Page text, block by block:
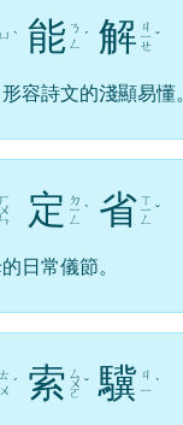
ㄩ ˋ 能 ㄋ
ㄥ
ˊ 解 ㄐ
ㄧ
ㄝ
ˇ
容詩文的淺顯易懂。
ㄏ
ㄨ
ㄣ 定 ㄉ
ㄧ
ㄥ
ˋ 省 ㄒ
ㄧ
ㄥ
ˇ
日常儀節。
ㄊ
ㄨ ˊ 索 ㄙ
ㄨ
ㄛ
ˇ 驥 ㄐ
ㄧ ˋ